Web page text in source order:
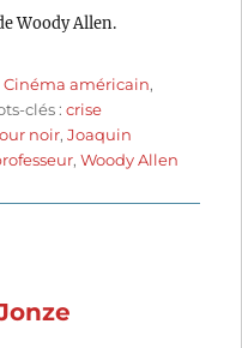
Woody Allen.
Cinéma américain,
clés :crise
noir,Joaquin
,Woody Allen